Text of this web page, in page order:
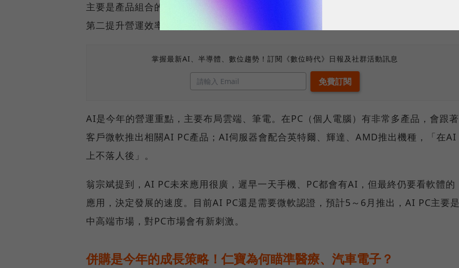
主要是產品組合的改變，在伺服器、車用電子、醫療產品都有雙位數成長，拉高獲利；
第二提升營運效率，特別在工廠的自動化與數位化的加強。
掌握最新AI、半導體、數位趨勢！訂閱《數位時代》日報及社群活動訊息
AI是今年的營運重點，主要布局雲端、筆電。在PC（個人電腦）有非常多產品，會跟著
客戶微軟推出相關AI PC產品；AI伺服器會配合英特爾、輝達、AMD推出機種，「在AI
上不落人後」。
翁宗斌提到，AI PC未來應用很廣，遲早一天手機、PC都會有AI，但最終仍要看軟體的
應用，決定發展的速度。目前AI PC還是需要微軟認證，預計5～6月推出，AI PC主要
中高端市場，對PC市場會有新刺激。
併購是今年的成長策略！仁寶為何瞄準醫療、汽車電子？